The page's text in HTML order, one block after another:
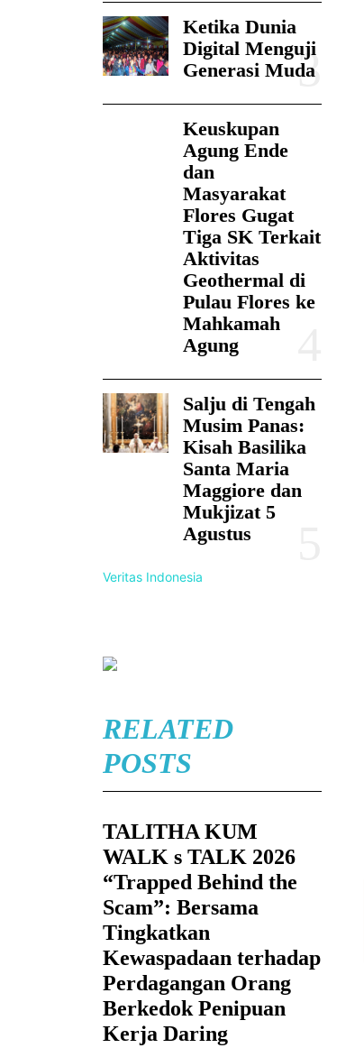
Ketika Dunia
Digital Menguji
Generasi Muda
Keuskupan
Agung Ende
dan
Masyarakat
Flores Gugat
Tiga SK Terkait
Aktivitas
Geothermal di
Pulau Flores ke
Mahkamah
Agung
Salju di Tengah
Musim Panas:
Kisah Basilika
Santa Maria
Maggiore dan
Mukjizat 5
Agustus
Veritas Indonesia
RELATED
POSTS
TALITHA KUM
WALK s TALK 2026
“Trapped Behind the
Scam”: Bersama
Tingkatkan
Kewaspadaan terhadap
Perdagangan Orang
Berkedok Penipuan
Kerja Daring